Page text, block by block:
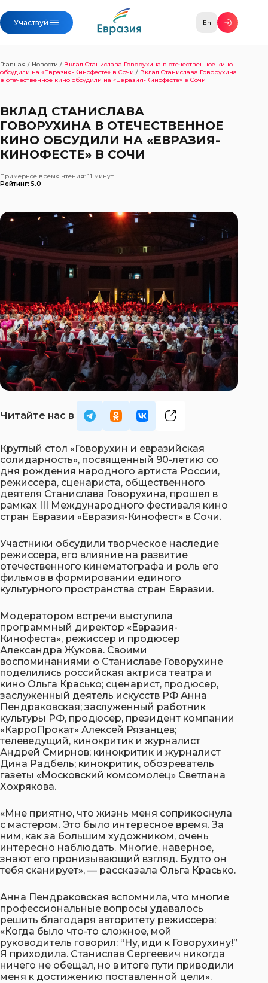
Участвуй En
Главная / Новости / Вклад Станислава Говорухина в отечественное кино
обсудили на «Евразия-Кинофесте» в Сочи / Вклад Станислава Говорухина
в отечественное кино обсудили на «Евразия-Кинофесте» в Сочи
ВКЛАД СТАНИСЛАВА
ГОВОРУХИНА В ОТЕЧЕСТВЕННОЕ
КИНО ОБСУДИЛИ НА «ЕВРАЗИЯ-
КИНОФЕСТЕ» В СОЧИ
Примерное время чтения: 11 минут
Рейтинг: 5.0
Круглый стол «Говорухин и евразийская
солидарность», посвященный 90-летию со
дня рождения народного артиста России,
режиссера, сценариста, общественного
деятеля Станислава Говорухина, прошел в
рамках III Международного фестиваля кино
стран Евразии «Евразия-Кинофест» в Сочи.
Участники обсудили творческое наследие
режиссера, его влияние на развитие
отечественного кинематографа и роль его
фильмов в формировании единого
культурного пространства стран Евразии.
Модератором встречи выступила
программный директор «Евразия-
Кинофеста», режиссер и продюсер
Александра Жукова. Своими
воспоминаниями о Станиславе Говорухине
поделились российская актриса театра и
кино Ольга Красько; сценарист, продюсер,
заслуженный деятель искусств РФ Анна
Пендраковская; заслуженный работник
культуры РФ, продюсер, президент компании
«КарроПрокат» Алексей Рязанцев;
телеведущий, кинокритик и журналист
Андрей Смирнов; кинокритик и журналист
Дина Радбель; кинокритик, обозреватель
газеты «Московский комсомолец» Светлана
Хохрякова.
«Мне приятно, что жизнь меня соприкоснула
с мастером. Это было интересное время. За
ним, как за большим художником, очень
интересно наблюдать. Многие, наверное,
знают его пронизывающий взгляд. Будто он
тебя сканирует», — рассказала Ольга Красько.
Анна Пендраковская вспомнила, что многие
профессиональные вопросы удавалось
решить благодаря авторитету режиссера:
«Когда было что-то сложное, мой
руководитель говорил: “Ну, иди к Говорухину!”
Я приходила. Станислав Сергеевич никогда
ничего не обещал, но в итоге пути приводили
меня к достижению поставленной цели».